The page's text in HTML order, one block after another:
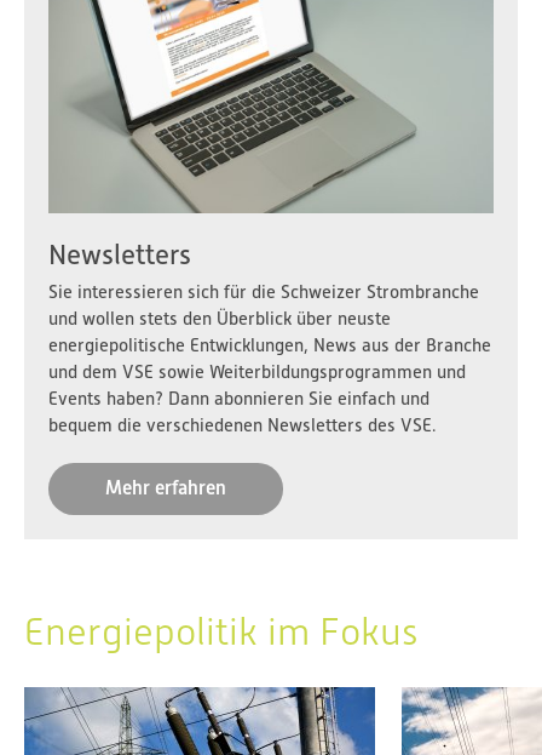
Newsletters
Sie interessieren sich für die Schweizer Strombranche
und wollen stets den Überblick über neuste
energiepolitische Entwicklungen, News aus der Branche
und dem VSE sowie Weiterbildungsprogrammen und
Events haben? Dann abonnieren Sie einfach und
bequem die verschiedenen Newsletters des VSE.
Mehr erfahren
Energiepolitik im Fokus